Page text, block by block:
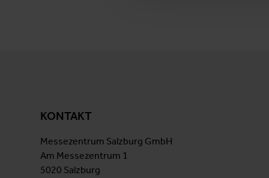
KONTAKT
Messezentrum Salzburg GmbH
Am Messezentrum 1
5020 Salzburg